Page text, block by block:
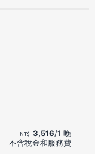
3,516/1 晚
不含稅金和服務費